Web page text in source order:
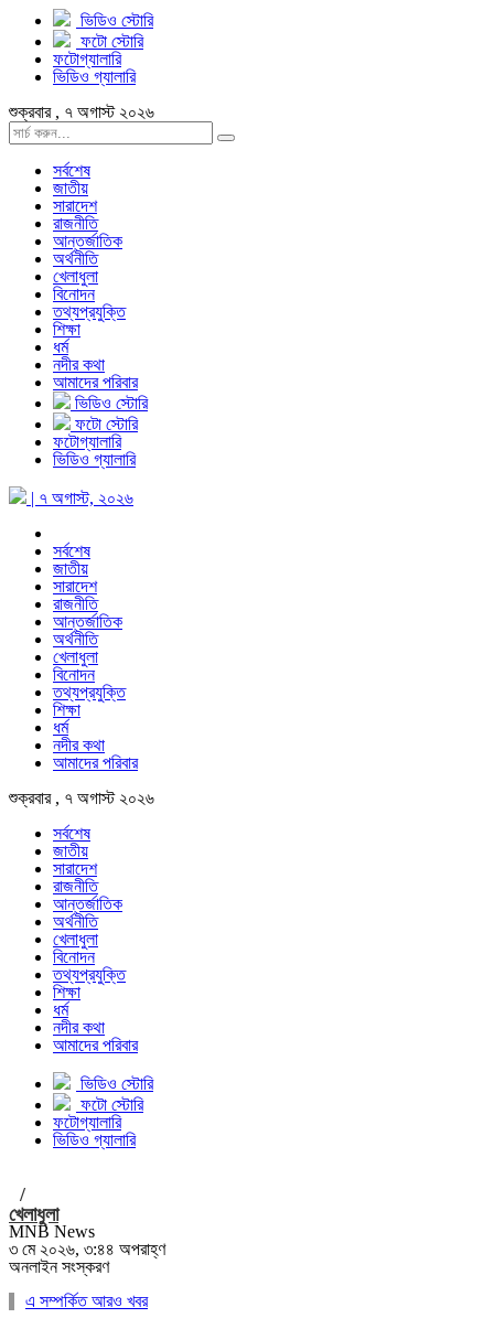
ভিডিও স্টোরি
ফটো স্টোরি
ফটোগ্যালারি
ভিডিও গ্যালারি
শুক্রবার , ৭ অগাস্ট ২০২৬
সর্বশেষ
জাতীয়
সারাদেশ
রাজনীতি
আন্তর্জাতিক
অর্থনীতি
খেলাধুলা
বিনোদন
তথ্যপ্রযুক্তি
শিক্ষা
ধর্ম
নদীর কথা
আমাদের পরিবার
ভিডিও স্টোরি
ফটো স্টোরি
ফটোগ্যালারি
ভিডিও গ্যালারি
| ৭ অগাস্ট, ২০২৬
সর্বশেষ
জাতীয়
সারাদেশ
রাজনীতি
আন্তর্জাতিক
অর্থনীতি
খেলাধুলা
বিনোদন
তথ্যপ্রযুক্তি
শিক্ষা
ধর্ম
নদীর কথা
আমাদের পরিবার
শুক্রবার , ৭ অগাস্ট ২০২৬
সর্বশেষ
জাতীয়
সারাদেশ
রাজনীতি
আন্তর্জাতিক
অর্থনীতি
খেলাধুলা
বিনোদন
তথ্যপ্রযুক্তি
শিক্ষা
ধর্ম
নদীর কথা
আমাদের পরিবার
ভিডিও স্টোরি
ফটো স্টোরি
ফটোগ্যালারি
ভিডিও গ্যালারি
/
খেলাধুলা
MNB News
৩ মে ২০২৬, ৩:৪৪ অপরাহ্ণ
অনলাইন সংস্করণ
এ সম্পর্কিত আরও খবর